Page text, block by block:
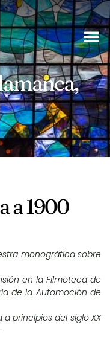
a 1900
monográfica sobre
en la Filmoteca de
de la Automoción de
principios del siglo XX